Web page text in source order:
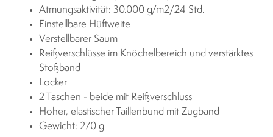
Atmungsaktivität: 30.000 g/m2/24 Std.
Einstellbare Hüftweite
Verstellbarer Saum
Reißverschlüsse im Knöchelbereich und verstärktes
Stoßband
Locker
2 Taschen - beide mit Reißverschluss
Hoher, elastischer Taillenbund mit Zugband
Gewicht: 270 g